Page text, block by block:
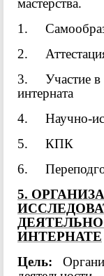
мастерства.
1.
2.
3. Участие в
интерната
4. Научно-
5. КПК
6.
5.
ИНТЕРНАТЕ
Цель: